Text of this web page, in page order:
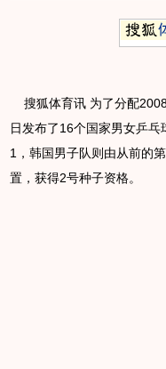
搜狐体育讯 为了分配
日发布了16个国家男女乒
1，韩国男子队则由从前的
置，获得2号种子资格。